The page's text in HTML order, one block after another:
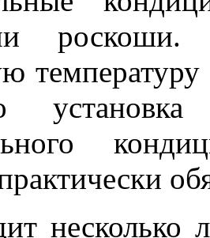
установка
несколько